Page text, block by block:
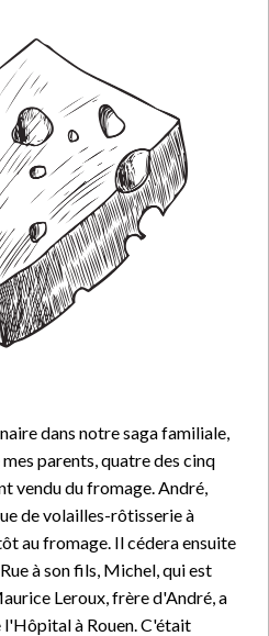
dans notre saga familiale,
parents, quatre des cinq
vendu du fromage. André,
de volailles-rôtisserie à
au fromage. Il cédera ensuite
à son fils, Michel, qui est
Leroux, frère d'André, a
à Rouen. C'était